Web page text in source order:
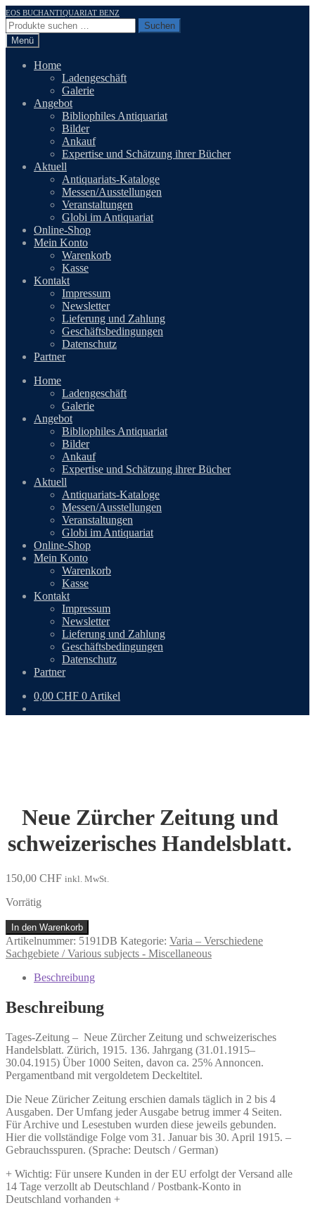
Zur
Navigation
springen
Zum
Inhalt
springen
EOS BUCHANTIQUARIAT BENZ
Suchen
nach:
Suchen
Menü
Home
Ladengeschäft
Galerie
Angebot
Bibliophiles Antiquariat
Bilder
Ankauf
Expertise und Schätzung ihrer Bücher
Aktuell
Antiquariats-Kataloge
Messen/Ausstellungen
Veranstaltungen
Globi im Antiquariat
Online-Shop
Mein Konto
Warenkorb
Kasse
Kontakt
Impressum
Newsletter
Lieferung und Zahlung
Geschäftsbedingungen
Datenschutz
Partner
Home
Ladengeschäft
Galerie
Angebot
Bibliophiles Antiquariat
Bilder
Ankauf
Expertise und Schätzung ihrer Bücher
Aktuell
Antiquariats-Kataloge
Messen/Ausstellungen
Veranstaltungen
Globi im Antiquariat
Online-Shop
Mein Konto
Warenkorb
Kasse
Kontakt
Impressum
Newsletter
Lieferung und Zahlung
Geschäftsbedingungen
Datenschutz
Partner
0,00 CHF 0 Artikel
Neue Zürcher Zeitung und
schweizerisches Handelsblatt.
150,00 CHF inkl. MwSt.
Vorrätig
Neue
Zürcher
Zeitung
schweizerisches
Menge
In den Warenkorb
Artikelnummer: 5191DB Kategorie: Varia – Verschiedene
Sachgebiete / Various subjects - Miscellaneous
Beschreibung
Beschreibung
Tages-Zeitung – Neue Zürcher Zeitung und schweizerisches
Handelsblatt. Zürich, 1915. 136. Jahrgang (31.01.1915–
30.04.1915) Über 1000 Seiten, davon ca. 25% Annoncen.
Pergamentband mit vergoldetem Deckeltitel.
Die Neue Züricher Zeitung erschien damals täglich in 2 bis 4
Ausgaben. Der Umfang jeder Ausgabe betrug immer 4 Seiten.
Für Archive und Lesestuben wurden diese jeweils gebunden.
Hier die vollständige Folge vom 31. Januar bis 30. April 1915. –
Gebrauchsspuren. (Sprache: Deutsch / German)
+ Wichtig: Für unsere Kunden in der EU erfolgt der Versand alle
14 Tage verzollt ab Deutschland / Postbank-Konto in
Deutschland vorhanden +